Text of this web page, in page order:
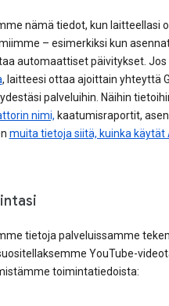
nämä tiedot, kun laitteellasi
– esimerkiksi kun
automaattiset päivitykset.
, laitteesi ottaa ajoittain yhteyttä
palveluihin. Näihin
nimi, kaatumisraportit,
muita tietoja siitä, kuinka
tietoja palveluissamme
YouTube-
toimintatiedoista: